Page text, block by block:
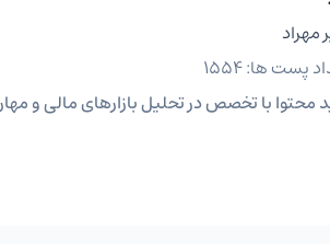
مهراد
پست ها: 1554
محتوا با تخصص در تحلیل بازارهای مالی و